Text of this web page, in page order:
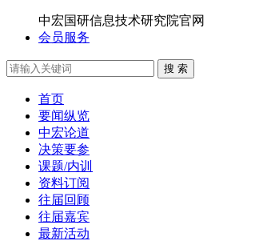
中宏国研信息技术研究院官网
会员服务
搜 索
首页
要闻纵览
中宏论道
决策要参
课题/内训
资料订阅
往届回顾
往届嘉宾
最新活动